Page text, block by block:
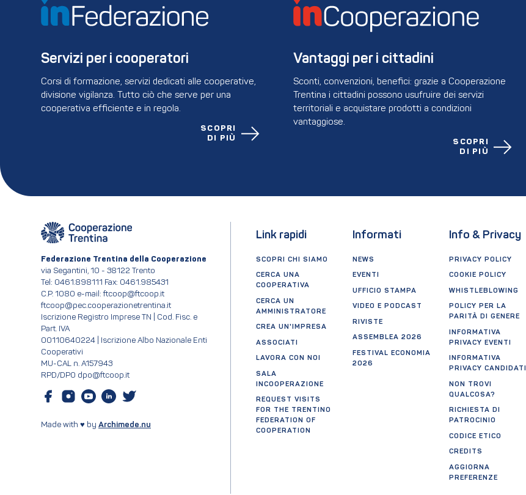
Servizi per i cooperatori
Corsi di formazione, servizi dedicati alle cooperative,
divisione vigilanza. Tutto ciò che serve per una
cooperativa efficiente e in regola.
SCOPRI
DI PIÙ
Vantaggi per i cittadini
Sconti, convenzioni, benefici: grazie a Cooperazione
Trentina i cittadini possono usufruire dei servizi
territoriali e acquistare prodotti a condizioni
vantaggiose.
SCOPRI
DI PIÙ
Federazione Trentina della Cooperazione
via Segantini, 10 - 38122 Trento
Tel: 0461.898111 Fax: 0461.985431
C.P. 1080 e-mail: ftcoop@ftcoop.it
ftcoop@pec.cooperazionetrentina.it
Iscrizione Registro Imprese TN | Cod. Fisc. e
Part. IVA
00110640224 | Iscrizione Albo Nazionale Enti
Cooperativi
MU-CAL n. A157943
RPD/DPO dpo@ftcoop.it
Made with ♥ by Archimede.nu
Link rapidi
SCOPRI CHI SIAMO
CERCA UNA
COOPERATIVA
CERCA UN
AMMINISTRATORE
CREA UN'IMPRESA
ASSOCIATI
LAVORA CON NOI
SALA
INCOOPERAZIONE
REQUEST VISITS
FOR THE TRENTINO
FEDERATION OF
COOPERATION
Informati
NEWS
EVENTI
UFFICIO STAMPA
VIDEO E PODCAST
RIVISTE
ASSEMBLEA 2026
FESTIVAL ECONOMIA
2026
Info & Privacy
PRIVACY POLICY
COOKIE POLICY
WHISTLEBLOWING
POLICY PER LA
PARITÀ DI GENERE
INFORMATIVA
PRIVACY EVENTI
INFORMATIVA
PRIVACY CANDIDATI
NON TROVI
QUALCOSA?
RICHIESTA DI
PATROCINIO
CODICE ETICO
CREDITS
AGGIORNA
PREFERENZE